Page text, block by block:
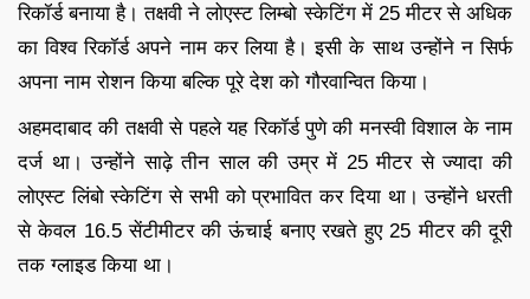
रिकॉर्ड बनाया है। तक्षवी ने लोएस्ट लिम्बो स्केटिंग में 25 मीटर से अधिक
का विश्व रिकॉर्ड अपने नाम कर लिया है। इसी के साथ उन्होंने न सिर्फ
अपना नाम रोशन किया बल्कि पूरे देश को गौरवान्वित किया।
अहमदाबाद की तक्षवी से पहले यह रिकॉर्ड पुणे की मनस्वी विशाल के नाम
दर्ज था। उन्होंने साढ़े तीन साल की उम्र में 25 मीटर से ज्यादा की
लोएस्ट लिंबो स्केटिंग से सभी को प्रभावित कर दिया था। उन्होंने धरती
से केवल 16.5 सेंटीमीटर की ऊंचाई बनाए रखते हुए 25 मीटर की दूरी
तक ग्लाइड किया था।